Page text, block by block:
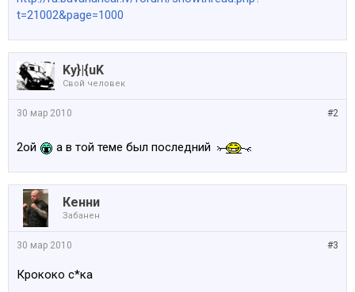
t=21002&page=1000
Ky}|{uK
Свой человек
#2
30 мар 2010
2ой а в той теме был последний
Кенни
Забанен
#3
30 мар 2010
Крококо с*ка